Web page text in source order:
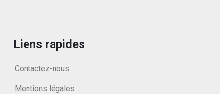
Liens rapides
Contactez-nous
Mentions légales